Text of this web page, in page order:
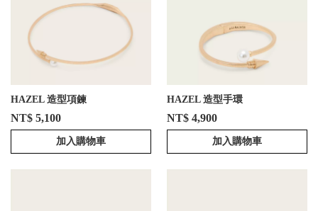
HAZEL 造型項鍊
NT$ 5,100
加入購物車
HAZEL 造型手環
NT$ 4,900
加入購物車